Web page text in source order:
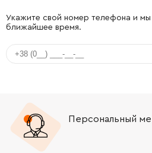
Укажите свой номер телефона и
ближайшее время.
Персональный